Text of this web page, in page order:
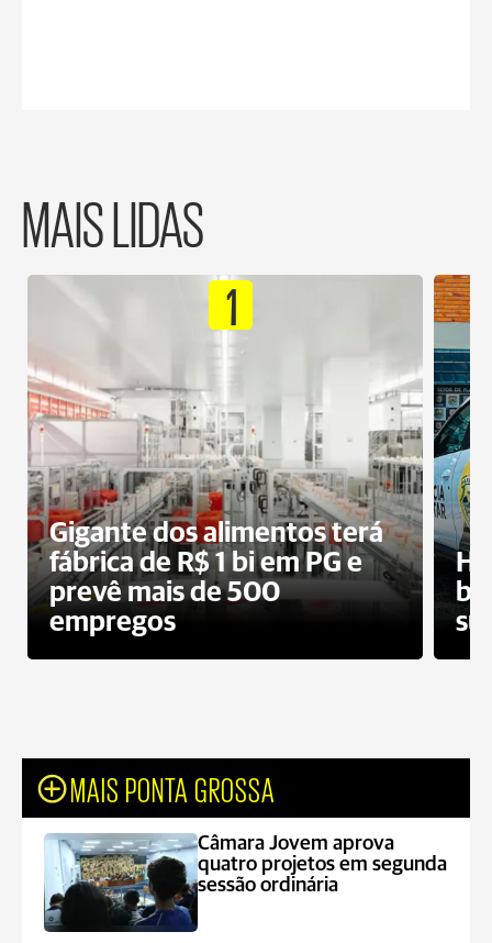
MAIS LIDAS
1
Gigante dos alimentos terá
fábrica de R$ 1 bi em PG e
prevê mais de 500
empregos
MAIS PONTA GROSSA
Câmara Jovem aprova
quatro projetos em segunda
sessão ordinária